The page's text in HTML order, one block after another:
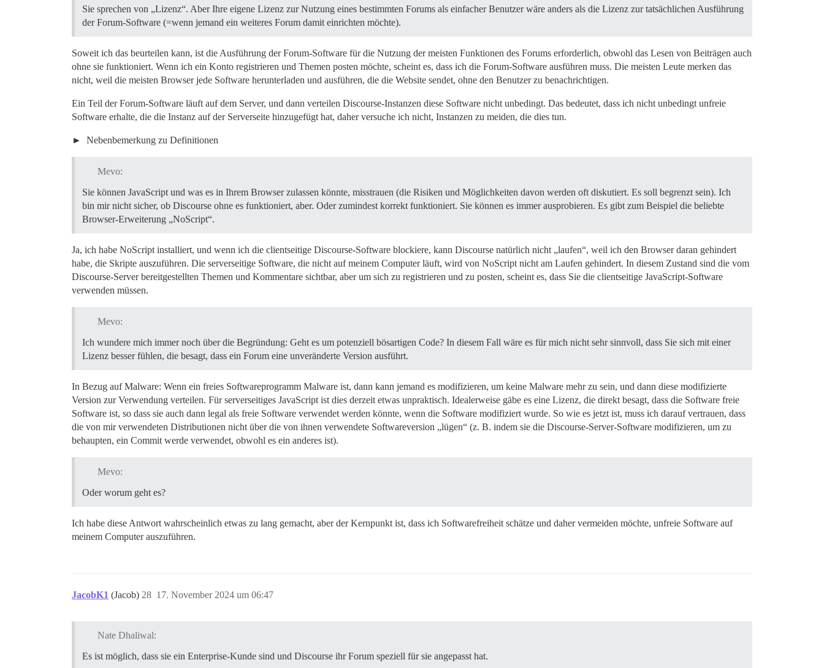
Sie sprechen von „Lizenz“. Aber Ihre eigene Lizenz zur Nutzung eines bestimmten Forums als einfacher Benutzer wäre anders als die Lizenz zur tatsächlichen Ausführung
der Forum-Software (=wenn jemand ein weiteres Forum damit einrichten möchte).
Soweit ich das beurteilen kann, ist die Ausführung der Forum-Software für die Nutzung der meisten Funktionen des Forums erforderlich, obwohl das Lesen von Beiträgen auch
ohne sie funktioniert. Wenn ich ein Konto registrieren und Themen posten möchte, scheint es, dass ich die Forum-Software ausführen muss. Die meisten Leute merken das
nicht, weil die meisten Browser jede Software herunterladen und ausführen, die die Website sendet, ohne den Benutzer zu benachrichtigen.
Ein Teil der Forum-Software läuft auf dem Server, und dann verteilen Discourse-Instanzen diese Software nicht unbedingt. Das bedeutet, dass ich nicht unbedingt unfreie
Software erhalte, die die Instanz auf der Serverseite hinzugefügt hat, daher versuche ich nicht, Instanzen zu meiden, die dies tun.
Nebenbemerkung zu Definitionen
Mevo:
Sie können JavaScript und was es in Ihrem Browser zulassen könnte, misstrauen (die Risiken und Möglichkeiten davon werden oft diskutiert. Es soll begrenzt sein). Ich
bin mir nicht sicher, ob Discourse ohne es funktioniert, aber. Oder zumindest korrekt funktioniert. Sie können es immer ausprobieren. Es gibt zum Beispiel die beliebte
Browser-Erweiterung „NoScript“.
Ja, ich habe NoScript installiert, und wenn ich die clientseitige Discourse-Software blockiere, kann Discourse natürlich nicht „laufen“, weil ich den Browser daran gehindert
habe, die Skripte auszuführen. Die serverseitige Software, die nicht auf meinem Computer läuft, wird von NoScript nicht am Laufen gehindert. In diesem Zustand sind die vom
Discourse-Server bereitgestellten Themen und Kommentare sichtbar, aber um sich zu registrieren und zu posten, scheint es, dass Sie die clientseitige JavaScript-Software
verwenden müssen.
Mevo:
Ich wundere mich immer noch über die Begründung: Geht es um potenziell bösartigen Code? In diesem Fall wäre es für mich nicht sehr sinnvoll, dass Sie sich mit einer
Lizenz besser fühlen, die besagt, dass ein Forum eine unveränderte Version ausführt.
In Bezug auf Malware: Wenn ein freies Softwareprogramm Malware ist, dann kann jemand es modifizieren, um keine Malware mehr zu sein, und dann diese modifizierte
Version zur Verwendung verteilen. Für serverseitiges JavaScript ist dies derzeit etwas unpraktisch. Idealerweise gäbe es eine Lizenz, die direkt besagt, dass die Software freie
Software ist, so dass sie auch dann legal als freie Software verwendet werden könnte, wenn die Software modifiziert wurde. So wie es jetzt ist, muss ich darauf vertrauen, dass
die von mir verwendeten Distributionen nicht über die von ihnen verwendete Softwareversion „lügen“ (z. B. indem sie die Discourse-Server-Software modifizieren, um zu
behaupten, ein Commit werde verwendet, obwohl es ein anderes ist).
Mevo:
Oder worum geht es?
Ich habe diese Antwort wahrscheinlich etwas zu lang gemacht, aber der Kernpunkt ist, dass ich Softwarefreiheit schätze und daher vermeiden möchte, unfreie Software auf
meinem Computer auszuführen.
JacobK1 (Jacob) 17. November 2024 um 06:47
28
Nate Dhaliwal:
Es ist möglich, dass sie ein Enterprise-Kunde sind und Discourse ihr Forum speziell für sie angepasst hat.